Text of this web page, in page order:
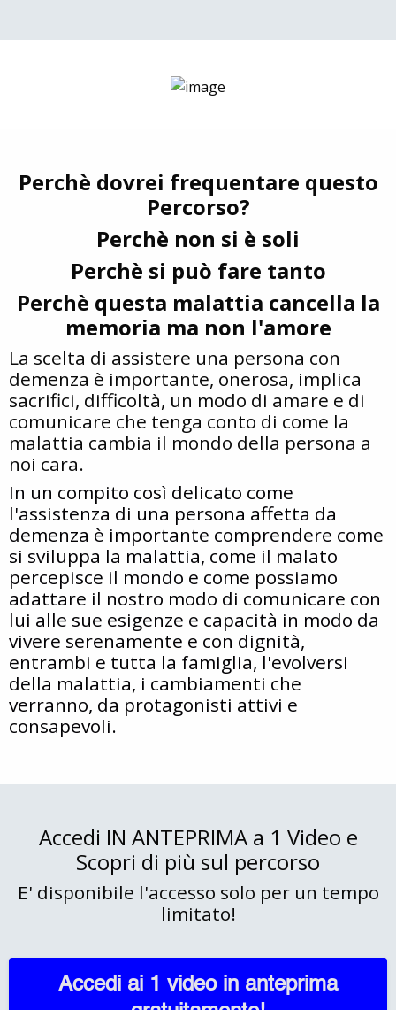
Perchè dovrei frequentare questo
Percorso?
Perchè non si è soli
Perchè si può fare tanto
Perchè questa malattia cancella la
memoria ma non l'amore
La scelta di assistere una persona con
demenza è importante, onerosa, implica
sacrifici, difficoltà, un modo di amare e di
comunicare che tenga conto di come la
malattia cambia il mondo della persona a
noi cara.
In un compito così delicato come
l'assistenza di una persona affetta da
demenza è importante comprendere come
si sviluppa la malattia, come il malato
percepisce il mondo e come possiamo
adattare il nostro modo di comunicare con
lui alle sue esigenze e capacità in modo da
vivere serenamente e con dignità,
entrambi e tutta la famiglia, l'evolversi
della malattia, i cambiamenti che
verranno, da protagonisti attivi e
consapevoli.
Accedi IN ANTEPRIMA a 1 Video e
Scopri di più sul percorso
E' disponibile l'accesso solo per un tempo
limitato!
Accedi ai 1 video in anteprima